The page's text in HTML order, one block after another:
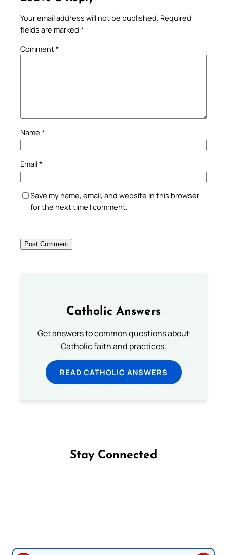
Your email address will not be published. Required
fields are marked *
Comment*
Name *
Email*
Save my name, email, and website in this browser
for the next time I comment.
Catholic Answers
Get answers to common questions about
Catholic faith and practices.
READ CATHOLIC ANSWERS
Stay Connected